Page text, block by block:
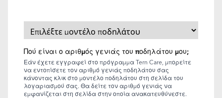
Πού είναι ο αριθμός γενιάς του ποδηλάτου μου;
Εάν έχετε εγγραφεί στο πρόγραμμα Tern Care, μπορείτε
να εντοπίσετε τον αριθμό γενιάς ποδηλάτου σας
κάνοντας κλικ στο μοντέλο ποδηλάτου στη σελίδα του
λογαριασμού σας. Θα δείτε τον αριθμό γενιάς να
εμφανίζεται στη σελίδα στην οποία ανακατευθύνεστε.